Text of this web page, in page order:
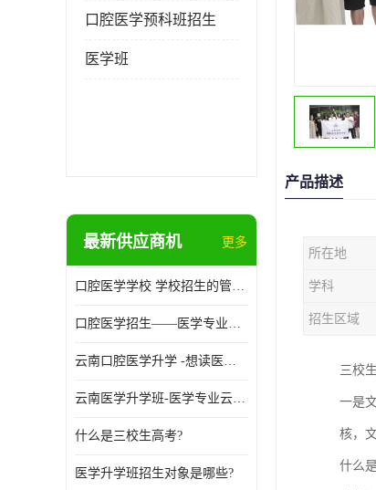
口腔医学预科班招生
医学班
最新供应商机 更多
口腔医学学校 学校招生的管理制度
口腔医学招生——医学专业升学现状
云南口腔医学升学 -想读医学专业的你是否有太多的困惑?
云南医学升学班-医学专业云南升学优势
什么是三校生高考?
医学升学班招生对象是哪些?
产品描述
所在地
学科
招生区域
三校
一是
核，
什么